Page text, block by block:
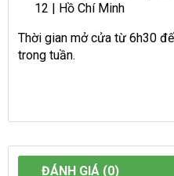
12 | Hồ Chí Minh
Thời gian mở cửa từ 6h30
trong tuần.
ĐÁNH GIÁ (0)